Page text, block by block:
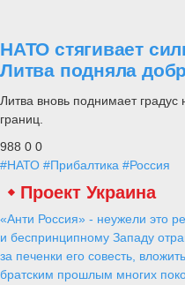
НАТО стягивает
Литва подняла
Литва вновь поднимает градус
границ.
988 0 0
#НАТО #Прибалтика #Россия
Проект Украина
«Анти Россия» - неужели это
и беспринципному Западу
за печенки его совесть,
братским прошлым многих